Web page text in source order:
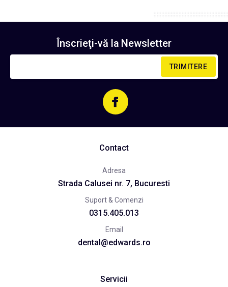
Înscrieţi-vă la Newsletter
TRIMITERE
Contact
Adresa
Strada Calusei nr. 7, Bucuresti
Suport & Comenzi
0315.405.013
Email
dental@edwards.ro
Servicii